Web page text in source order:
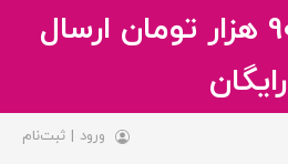
خرید بالای 900 هزار تومان ارسال
رایگان
ورود | ثبت‌نام